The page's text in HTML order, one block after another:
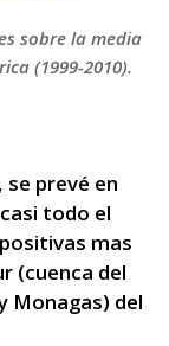
sobre la media
(1999-2010).
se prevé en
todo el
mas
(cuenca del
Monagas) del